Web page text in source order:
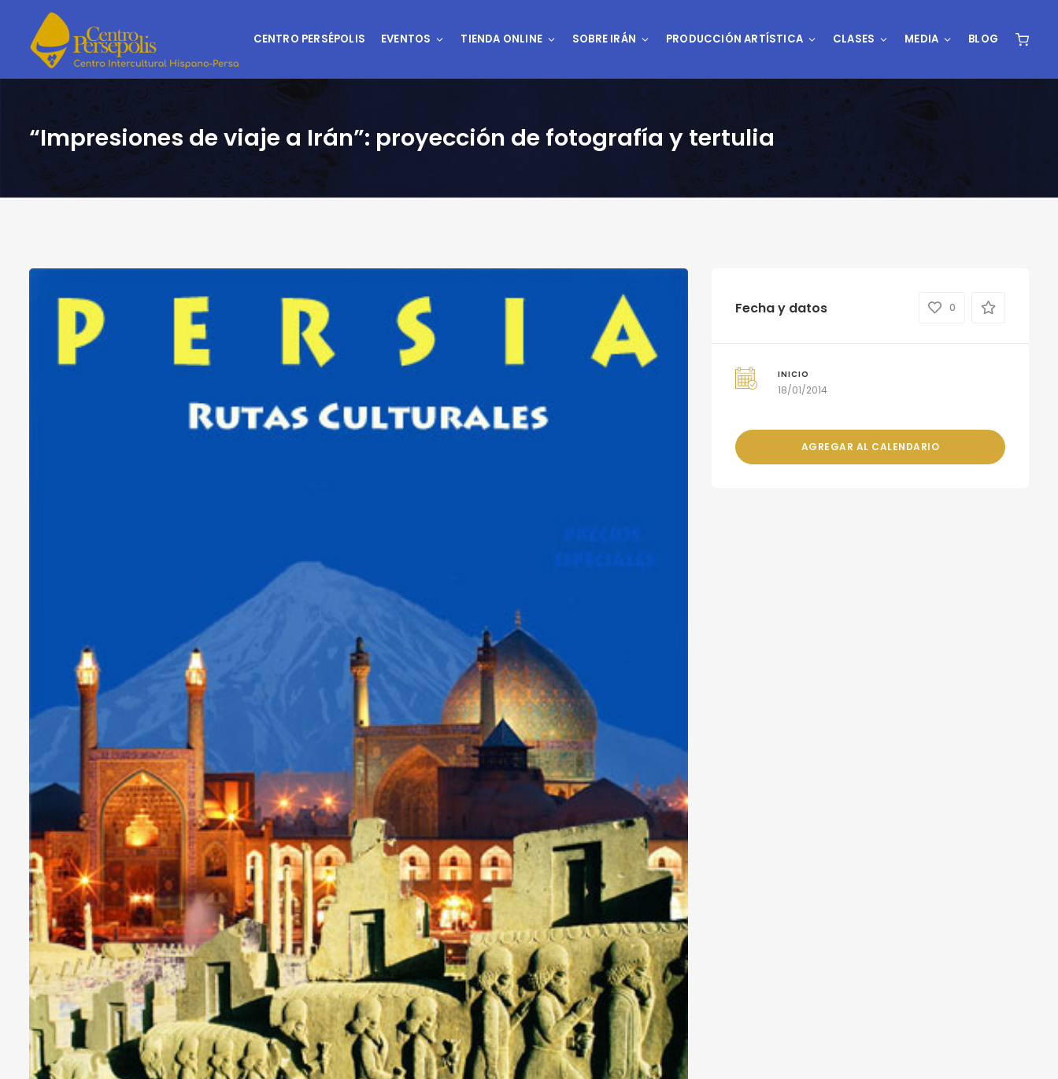
CENTRO PERSÉPOLIS EVENTOS TIENDA ONLINE SOBRE IRÁN PRODUCCIÓN ARTÍSTICA CLASES MEDIA BLOG
“Impresiones de viaje a Irán”: proyección de fotografía y tertulia
Fecha y datos 0
INICIO
18/01/2014
AGREGAR AL CALENDARIO